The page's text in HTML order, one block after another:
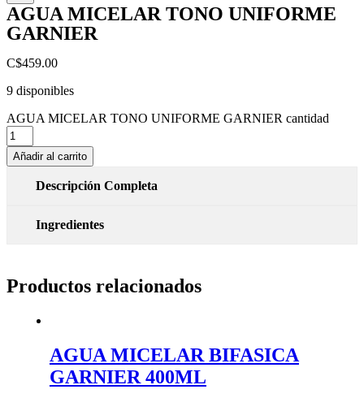
AGUA MICELAR TONO UNIFORME
GARNIER
C$459.00
9 disponibles
AGUA MICELAR TONO UNIFORME GARNIER cantidad
Añadir al carrito
Descripción Completa
Ingredientes
Productos relacionados
AGUA MICELAR BIFASICA
GARNIER 400ML